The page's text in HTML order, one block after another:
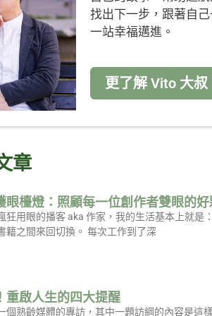
找出下一步，跟著自
一站幸福邁進。
更了解 Vito 大叔
章
眼檯燈：照顧每一位創作者雙眼的
狂用眼的播客 aka 作家，我的生活基本上就是
籍之間來回切換。 每次工作到了深
重啟人生的四大提醒
個熟齡媒體的專訪，其中一題訪綱的內容是這